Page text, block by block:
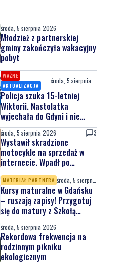
środa, 5 sierpnia 2026
Młodzież z partnerskiej
gminy zakończyła wakacyjny
pobyt
WAŻNE
AKTUALIZACJA
Policja szuka 15-letniej
Wiktorii. Nastolatka
wyjechała do Gdyni i nie
wróciła
środa, 5 sierpnia 2026 3
Wystawił skradzione
motocykle na sprzedaż w
internecie. Wpadł po
zgłoszeniu właściciela
MATERIAŁ PARTNERA
Kursy maturalne w Gdańsku
– ruszają zapisy! Przygotuj
się do matury z Szkołą
Effective Teaching!
środa, 5 sierpnia 2026
Rekordowa frekwencja na
rodzinnym pikniku
ekologicznym